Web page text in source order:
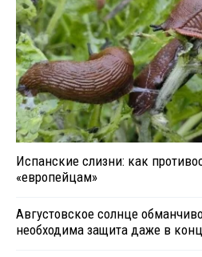
Испанские слизни: как
«европейцам»
Августовское солнце
необходима защита даже в